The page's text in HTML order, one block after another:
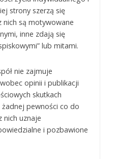
strony szerzą się
nich są motywowane
inne zdają się
lub mitami.
nie zajmuje
opinii i publikacji
skutkach
pewności co do
nich uznaje
i pozbawione